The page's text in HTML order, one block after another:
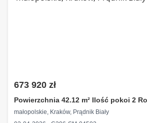
673 920 zł
Powierzchnia 42.12 m² Ilość pokoi 2
małopolskie, Kraków, Prądnik Biały